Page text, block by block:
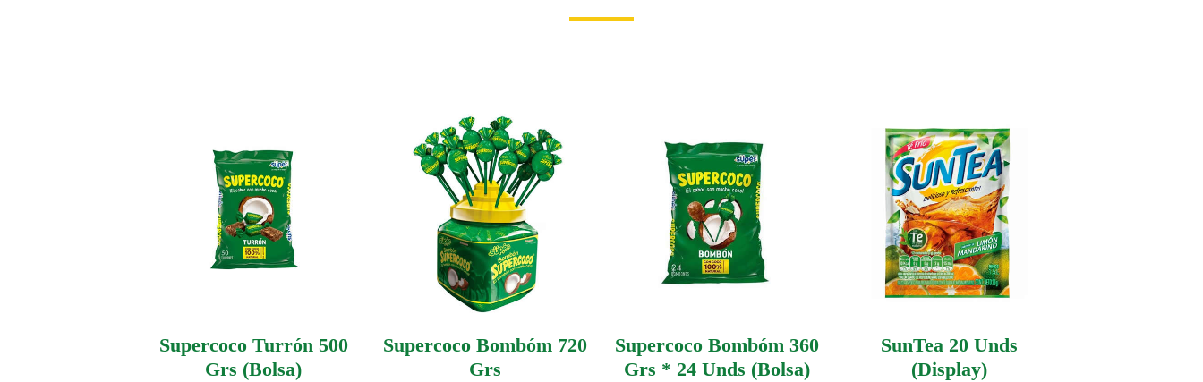
Supercoco Turrón 500
Grs (Bolsa)
Supercoco Bombóm 720
Grs
Supercoco Bombóm 360
Grs * 24 Unds (Bolsa)
SunTea 20 Unds
(Display)